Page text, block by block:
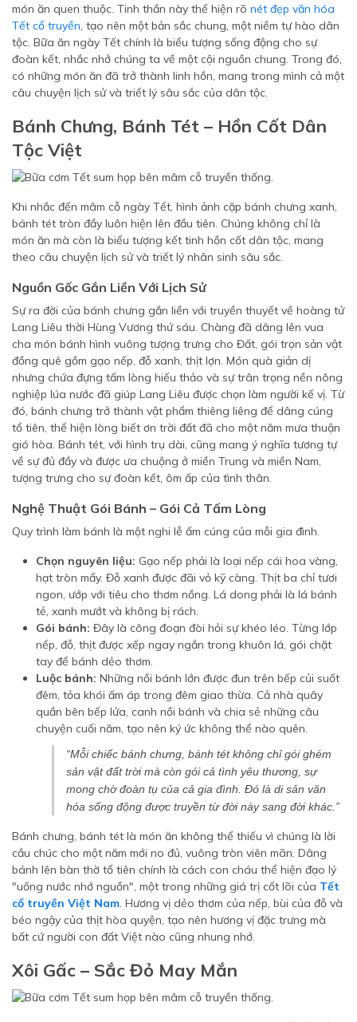
món ăn quen thuộc. Tinh thần này thể hiện rõ nét đẹp văn hóa
Tết cổ truyền, tạo nên một bản sắc chung, một niềm tự hào dân
tộc. Bữa ăn ngày Tết chính là biểu tượng sống động cho sự
đoàn kết, nhắc nhở chúng ta về một cội nguồn chung. Trong đó,
có những món ăn đã trở thành linh hồn, mang trong mình cả một
câu chuyện lịch sử và triết lý sâu sắc của dân tộc.
Bánh Chưng, Bánh Tét – Hồn Cốt Dân
Tộc Việt
Khi nhắc đến mâm cỗ ngày Tết, hình ảnh cặp bánh chưng xanh,
bánh tét tròn đầy luôn hiện lên đầu tiên. Chúng không chỉ là
món ăn mà còn là biểu tượng kết tinh hồn cốt dân tộc, mang
theo câu chuyện lịch sử và triết lý nhân sinh sâu sắc.
Nguồn Gốc Gắn Liền Với Lịch Sử
Sự ra đời của bánh chưng gắn liền với truyền thuyết về hoàng tử
Lang Liêu thời Hùng Vương thứ sáu. Chàng đã dâng lên vua
cha món bánh hình vuông tượng trưng cho Đất, gói trọn sản vật
đồng quê gồm gạo nếp, đỗ xanh, thịt lợn. Món quà giản dị
nhưng chứa đựng tấm lòng hiếu thảo và sự trân trọng nền nông
nghiệp lúa nước đã giúp Lang Liêu được chọn làm người kế vị. Từ
đó, bánh chưng trở thành vật phẩm thiêng liêng để dâng cúng
tổ tiên, thể hiện lòng biết ơn trời đất đã cho một năm mưa thuận
gió hòa. Bánh tét, với hình trụ dài, cũng mang ý nghĩa tương tự
về sự đủ đầy và được ưa chuộng ở miền Trung và miền Nam,
tượng trưng cho sự đoàn kết, ôm ấp của tình thân.
Nghệ Thuật Gói Bánh – Gói Cả Tấm Lòng
Quy trình làm bánh là một nghi lễ ấm cúng của mỗi gia đình.
Chọn nguyên liệu: Gạo nếp phải là loại nếp cái hoa vàng,
hạt tròn mẩy. Đỗ xanh được đãi vỏ kỹ càng. Thịt ba chỉ tươi
ngon, ướp với tiêu cho thơm nồng. Lá dong phải là lá bánh
tẻ, xanh mướt và không bị rách.
Gói bánh: Đây là công đoạn đòi hỏi sự khéo léo. Từng lớp
nếp, đỗ, thịt được xếp ngay ngắn trong khuôn lá, gói chặt
tay để bánh dẻo thơm.
Luộc bánh: Những nồi bánh lớn được đun trên bếp củi suốt
đêm, tỏa khói ấm áp trong đêm giao thừa. Cả nhà quây
quần bên bếp lửa, canh nồi bánh và chia sẻ những câu
chuyện cuối năm, tạo nên ký ức không thể nào quên.
“Mỗi chiếc bánh chưng, bánh tét không chỉ gói ghém
sản vật đất trời mà còn gói cả tình yêu thương, sự
mong chờ đoàn tụ của cả gia đình. Đó là di sản văn
hóa sống động được truyền từ đời này sang đời khác.”
Bánh chưng, bánh tét là món ăn không thể thiếu vì chúng là lời
cầu chúc cho một năm mới no đủ, vuông tròn viên mãn. Dâng
bánh lên bàn thờ tổ tiên chính là cách con cháu thể hiện đạo lý
"uống nước nhớ nguồn", một trong những giá trị cốt lõi của Tết
cổ truyền Việt Nam. Hương vị dẻo thơm của nếp, bùi của đỗ và
béo ngậy của thịt hòa quyện, tạo nên hương vị đặc trưng mà
bất cứ người con đất Việt nào cũng nhung nhớ.
Xôi Gấc – Sắc Đỏ May Mắn